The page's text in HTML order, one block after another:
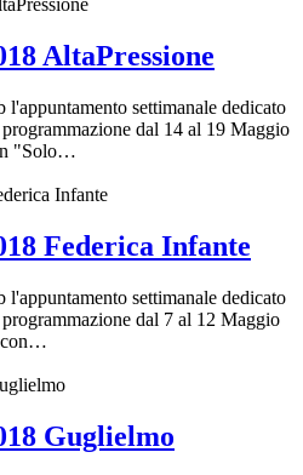
AltaPressione
l'appuntamento settimanale dedicato
dal 14 al 19 Maggio
"Solo…
Federica Infante
l'appuntamento settimanale dedicato
dal 7 al 12 Maggio
…
Guglielmo